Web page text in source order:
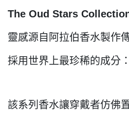
The Oud Stars
靈感源自阿拉伯香水製作
採用世界上最珍稀的成分
該系列香水讓穿戴者仿佛